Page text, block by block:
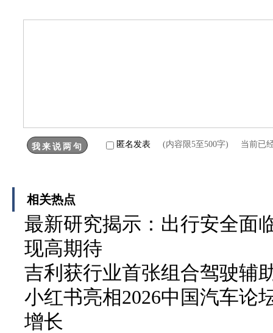
匿名发表 (内容限5至500字) 当前已
相关热点
最新研究揭示：出行安全面
现高期待
吉利获行业首张组合驾驶辅
小红书亮相2026中国汽车论
增长